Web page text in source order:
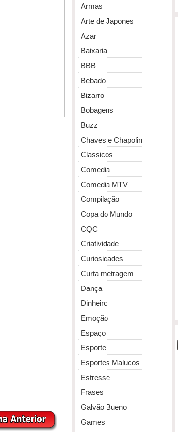
Armas
Arte de Japones
Azar
Baixaria
BBB
Bebado
Bizarro
Bobagens
Buzz
Chaves e Chapolin
Classicos
Comedia
Comedia MTV
Compilação
Copa do Mundo
CQC
Criatividade
Curiosidades
Curta metragem
Dança
Dinheiro
Emoção
Espaço
Esporte
Esportes Malucos
Estresse
Frases
Galvão Bueno
Games